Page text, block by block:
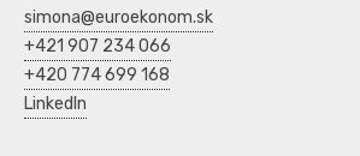
simona@euroekonom.sk
+421 907 234 066
+420 774 699 168
LinkedIn